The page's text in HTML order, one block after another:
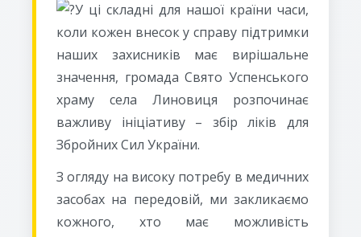
У ці складні для нашої країни часи,
коли кожен внесок у справу підтримки
наших захисників має вирішальне
значення, громада Свято Успенського
храму села Линовиця розпочинає
важливу ініціативу – збір ліків для
Збройних Сил України.
З огляду на високу потребу в медичних
засобах на передовій, ми закликаємо
кожного, хто має можливість